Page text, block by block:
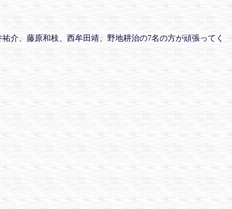
介、藤原和枝、西牟田靖、野地耕治の7名の方が頑張ってく